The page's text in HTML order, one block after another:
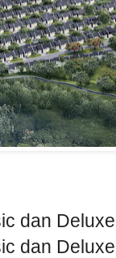
dan Deluxe
dan Deluxe